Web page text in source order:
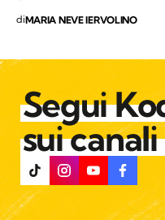
diMARIA NEVE IERVOLINO
Segui
sui